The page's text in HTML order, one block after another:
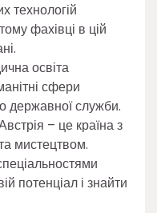
технологій
фахівці в цій
освіта
сфери
державної служби.
– це країна з
мистецтвом.
потенціал і знайти